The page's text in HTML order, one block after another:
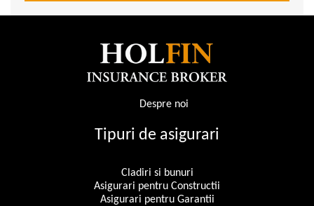
Despre noi
Tipuri de asigurari
Cladiri si bunuri
Asigurari pentru Constructii
Asigurari pentru Garantii